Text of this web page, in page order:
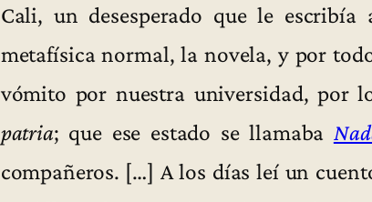
Cali, un desesperado que le
metafísica normal, la novela, y por
vómito por nuestra universidad, por
patria; que ese estado se llamaba
compañeros. […] A los días leí un